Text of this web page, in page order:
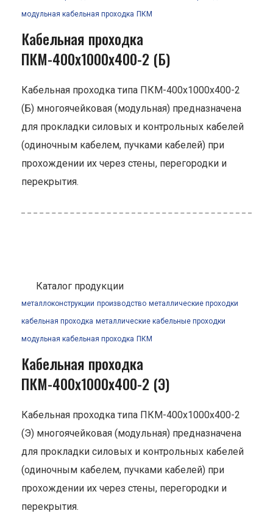
модульная кабельная проходка ПКМ
Кабельная проходка
ПКМ-400х1000х400-2 (Б)
Кабельная проходка типа ПКМ-400х1000х400-2
(Б) многоячейковая (модульная) предназначена
для прокладки силовых и контрольных кабелей
(одиночным кабелем, пучками кабелей) при
прохождении их через стены, перегородки и
перекрытия.
Каталог продукции
металлоконструкции производство металлические проходки
кабельная проходка металлические кабельные проходки
модульная кабельная проходка ПКМ
Кабельная проходка
ПКМ-400х1000х400-2 (Э)
Кабельная проходка типа ПКМ-400х1000х400-2
(Э) многоячейковая (модульная) предназначена
для прокладки силовых и контрольных кабелей
(одиночным кабелем, пучками кабелей) при
прохождении их через стены, перегородки и
перекрытия.